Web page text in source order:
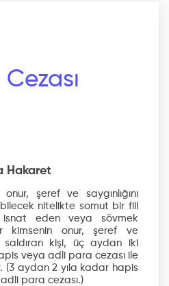
Cezası
Hakaret
şeref ve saygınlığını
nitelikte somut bir fiil
eden veya sövmek
kimsenin onur, şeref ve
saldıran kişi, üç aydan iki
veya adli para cezası ile
(3 aydan 2 yıla kadar hapis
para cezası.)